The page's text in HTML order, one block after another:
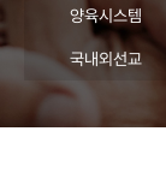
양육시스템
국내외선교